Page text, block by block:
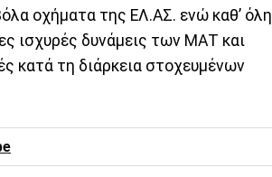
οχήματα της ΕΛ.ΑΣ. ενώ καθ’ όλη
ισχυρές δυνάμεις των ΜΑΤ και
κατά τη διάρκεια στοχευμένων